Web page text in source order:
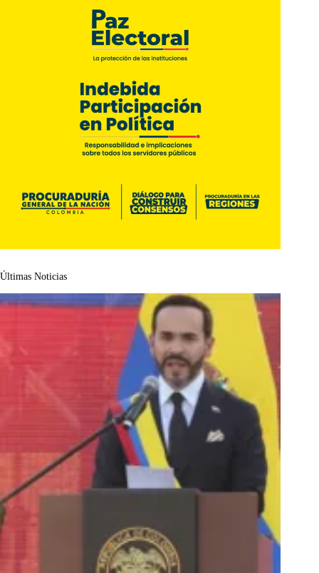
Últimas Noticias